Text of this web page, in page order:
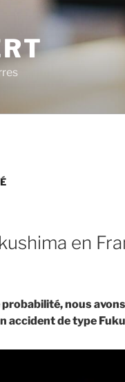
en
nous
accident de type